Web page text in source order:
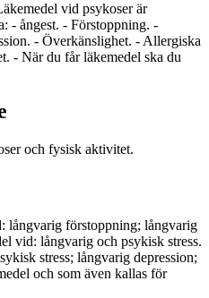
vid psykoser är
- ångest. - Förstoppning. -
- Överkänslighet. - Allergiska
- När du får läkemedel ska du
och fysisk aktivitet.
långvarig förstoppning; långvarig
vid: långvarig och psykisk stress.
stress; långvarig depression;
och som även kallas för